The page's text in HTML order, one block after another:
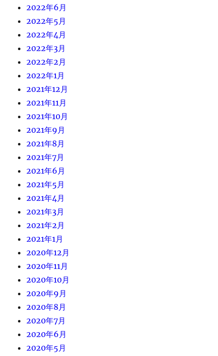
2022年6月
2022年5月
2022年4月
2022年3月
2022年2月
2022年1月
2021年12月
2021年11月
2021年10月
2021年9月
2021年8月
2021年7月
2021年6月
2021年5月
2021年4月
2021年3月
2021年2月
2021年1月
2020年12月
2020年11月
2020年10月
2020年9月
2020年8月
2020年7月
2020年6月
2020年5月